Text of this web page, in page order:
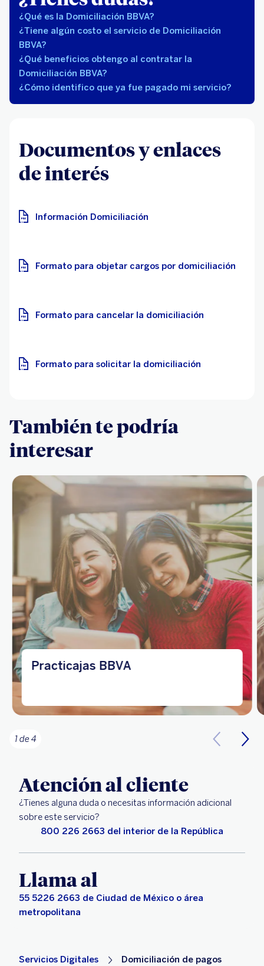
¿Qué es la Domiciliación BBVA?
¿Tiene algún costo el servicio de Domiciliación
BBVA?
¿Qué beneficios obtengo al contratar la
Domiciliación BBVA?
¿Cómo identifico que ya fue pagado mi servicio?
Documentos y enlaces
de interés
Información Domiciliación
Formato para objetar cargos por domiciliación
Formato para cancelar la domiciliación
Formato para solicitar la domiciliación
También te podría
interesar
Practicajas BBVA
1 de 4
Atención al cliente
¿Tienes alguna duda o necesitas información adicional
sobre este servicio?
800 226 2663 del interior de la República
Llama al
55 5226 2663 de Ciudad de México o área
metropolitana
Servicios Digitales Domiciliación de pagos